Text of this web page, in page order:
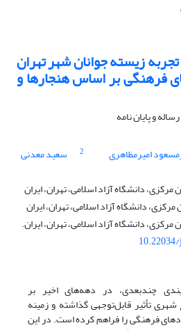
زیسته جوانان شهر تهران
فرهنگی بر اساس هنجارها و
و پایان نامه
امیرمظاهری 2 سعید معدنی
دانشگاه آزاد اسلامی، تهران، ایران
دانشگاه آزاد اسلامی، تهران، ایران
دانشگاه آزاد اسلامی، تهران، ایران.
چندبعدی، در دهه‌های اخیر بر
تأثیر قابل‌توجهی گذاشته و زمینه
فرهنگی را فراهم کرده است. در این